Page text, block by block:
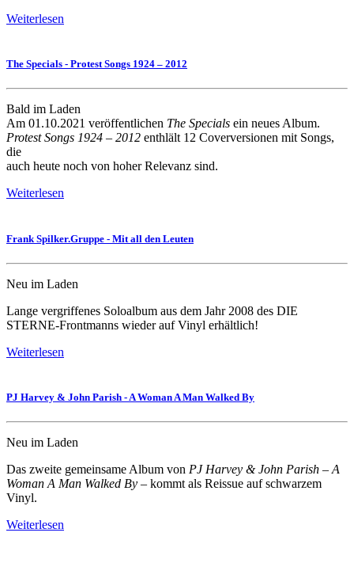
Weiterlesen
The Specials - Protest Songs 1924 – 2012
Bald im Laden
Am 01.10.2021 veröffentlichen The Specials ein neues Album.
Protest Songs 1924 – 2012 enthlält 12 Coverversionen mit Songs,
die
auch heute noch von hoher Relevanz sind.
Weiterlesen
Frank Spilker.Gruppe - Mit all den Leuten
Neu im Laden
Lange vergriffenes Soloalbum aus dem Jahr 2008 des DIE
STERNE-Frontmanns wieder auf Vinyl erhältlich!
Weiterlesen
PJ Harvey & John Parish - A Woman A Man Walked By
Neu im Laden
Das zweite gemeinsame Album von PJ Harvey & John Parish – A
Woman A Man Walked By – kommt als Reissue auf schwarzem
Vinyl.
Weiterlesen